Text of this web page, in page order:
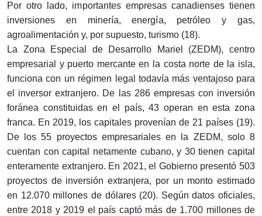
Por otro lado, importantes empresas canadienses tienen
inversiones en minería, energía, petróleo y gas,
agroalimentación y, por supuesto, turismo (18).
La Zona Especial de Desarrollo Mariel (ZEDM), centro
empresarial y puerto mercante en la costa norte de la isla,
funciona con un régimen legal todavía más ventajoso para
el inversor extranjero. De las 286 empresas con inversión
foránea constituidas en el país, 43 operan en esta zona
franca. En 2019, los capitales provenían de 21 países (19).
De los 55 proyectos empresariales en la ZEDM, solo 8
cuentan con capital netamente cubano, y 30 tienen capital
enteramente extranjero. En 2021, el Gobierno presentó 503
proyectos de inversión extranjera, por un monto estimado
en 12.070 millones de dólares (20). Según datos oficiales,
entre 2018 y 2019 el país captó más de 1.700 millones de